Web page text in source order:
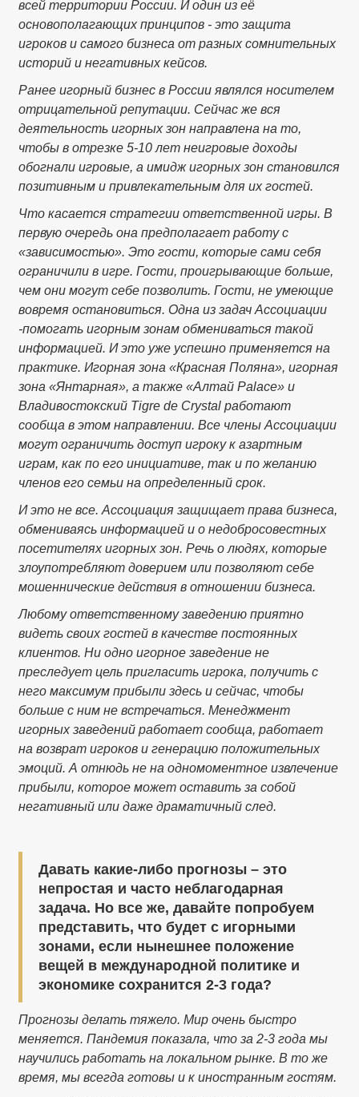
всей территории России. И один из её
основополагающих принципов - это защита
игроков и самого бизнеса от разных сомнительных
историй и негативных кейсов.
Ранее игорный бизнес в России являлся носителем
отрицательной репутации. Сейчас же вся
деятельность игорных зон направлена на то,
чтобы в отрезке 5-10 лет неигровые доходы
обогнали игровые, а имидж игорных зон становился
позитивным и привлекательным для их гостей.
Что касается стратегии ответственной игры. В
первую очередь она предполагает работу с
«зависимостью». Это гости, которые сами себя
ограничили в игре. Гости, проигрывающие больше,
чем они могут себе позволить. Гости, не умеющие
вовремя остановиться. Одна из задач Ассоциации
-помогать игорным зонам обмениваться такой
информацией. И это уже успешно применяется на
практике. Игорная зона «Красная Поляна», игорная
зона «Янтарная», а также «Алтай Palace» и
Владивостокский Tigre de Crystal работают
сообща в этом направлении. Все члены Ассоциации
могут ограничить доступ игроку к азартным
играм, как по его инициативе, так и по желанию
членов его семьи на определенный срок.
И это не все. Ассоциация защищает права бизнеса,
обмениваясь информацией и о недобросовестных
посетителях игорных зон. Речь о людях, которые
злоупотребляют доверием или позволяют себе
мошеннические действия в отношении бизнеса.
Любому ответственному заведению приятно
видеть своих гостей в качестве постоянных
клиентов. Ни одно игорное заведение не
преследует цель пригласить игрока, получить с
него максимум прибыли здесь и сейчас, чтобы
больше с ним не встречаться. Менеджмент
игорных заведений работает сообща, работает
на возврат игроков и генерацию положительных
эмоций. А отнюдь не на одномоментное извлечение
прибыли, которое может оставить за собой
негативный или даже драматичный след.
Давать какие-либо прогнозы – это
непростая и часто неблагодарная
задача. Но все же, давайте попробуем
представить, что будет с игорными
зонами, если нынешнее положение
вещей в международной политике и
экономике сохранится 2-3 года?
Прогнозы делать тяжело. Мир очень быстро
меняется. Пандемия показала, что за 2-3 года мы
научились работать на локальном рынке. В то же
время, мы всегда готовы и к иностранным гостям.